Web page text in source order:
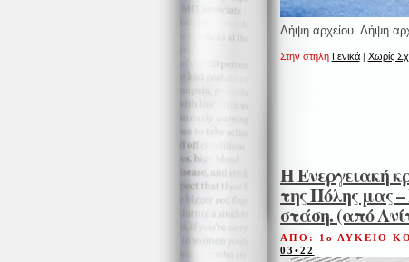
Λήψη αρχείου. Λήψη
Στην στήλη Γενικά | Χωρίς
Η Ενεργειακή
της Πόλης μας
στάση. (από
ΑΠΟ: 1ο ΛΥΚΕΙΟ
03•22